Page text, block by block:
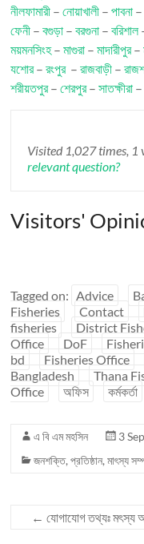
নীলফামারী –নোয়াখালী –পাবনা
ফেনী –বগুড়া –বরগুনা –বরিশাল
ময়মনসিংহ–মাগুরা –মাদারীপুর–
যশোর–রংপুর–রাজবাড়ী –
শরীয়তপুর–শেরপুর–সাতক্ষীরা
Visited 1,027 times, 1
relevant question?
Visitors'
Tagged on: Advice
Fisheries
Contact
fisheries
District
Office
DoF
bd
Fisheries Office
Bangladesh
Thana
Office
অফিস কর্মকর্তা
এ বি এম মহসিন
3
জনশক্তি,প্রতিষ্ঠান,মাৎস্য
← যোগাযোগ তথ্যঃ মৎস্য